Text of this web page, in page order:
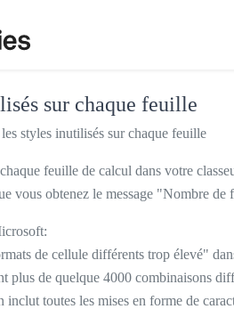
sur chaque feuille
styles inutilisés sur chaque feuille
feuille de calcul dans votre
vous obtenez le message "Nombre
de cellule différents trop élevé"
plus de quelque 4000 combinaisons
toutes les mises en forme de